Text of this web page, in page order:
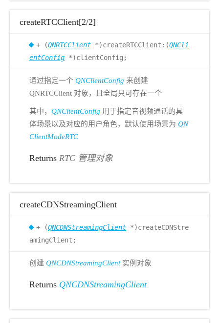
createRTCClient[2/2]
+ (QNRTCClient *)createRTCClient:(QNCli
entConfig *)clientConfig;
通过指定一个 QNClientConfig 来创建
QNRTCClient 对象，且全局只可存在一个
其中， QNClientConfig 用于指定音视频通话的具
体场景以及对应的用户角色，默认使用场景为 QN
ClientModeRTC
Returns RTC 管理对象
createCDNStreamingClient
+ (QNCDNStreamingClient *)createCDNStre
amingClient;
创建 QNCDNStreamingClient实例对象
Returns QNCDNStreamingClient